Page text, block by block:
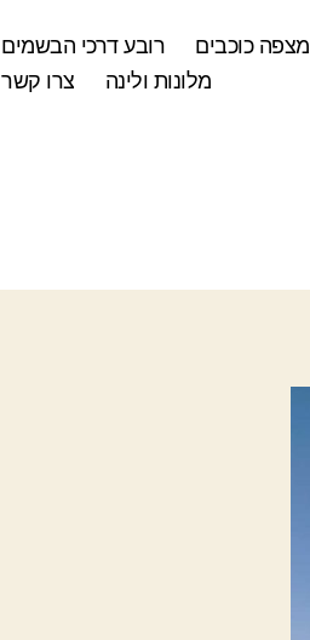
מצפה כוכבים
רובע דרכי הבשמים
מלונות ולינה
צרו קשר